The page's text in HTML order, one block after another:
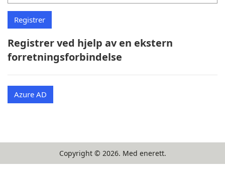
Registrer ved hjelp av en ekstern
forretningsforbindelse
Azure AD
Copyright © 2026. Med enerett.